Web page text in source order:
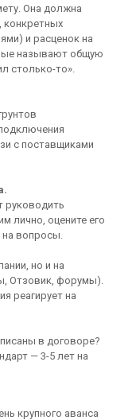
Она должна
конкретных
и расценок на
называют общую
столько-то».
с поставщиками
руководить
лично, оцените его
на вопросы.
но и на
Отзовик, форумы).
реагирует на
в договоре?
— 3-5 лет на
крупного аванса